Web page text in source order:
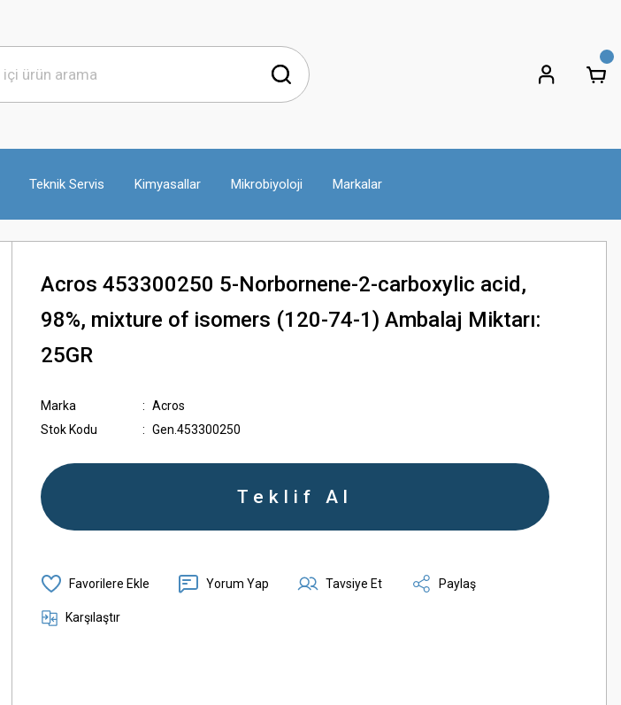
Teknik Servis Kimyasallar Mikrobiyoloji Markalar
Acros 453300250 5-Norbornene-2-carboxylic acid,
98%, mixture of isomers (120-74-1) Ambalaj Miktarı:
25GR
Marka
Acros
Stok Kodu
Gen.453300250
Teklif Al
Yorum Yap Tavsiye Et Paylaş
Karşılaştır